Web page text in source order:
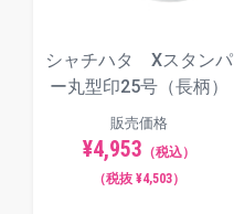
シャチハタ Xスタンパ
ー丸型印25号（長柄）
販売価格
¥4,953 （税込）
（税抜 ¥4,503）